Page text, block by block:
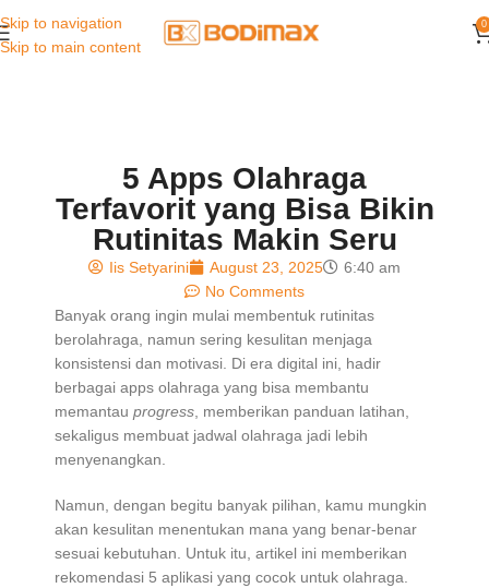
Skip to navigation
Skip to main content
0
5 Apps Olahraga
Terfavorit yang Bisa Bikin
Rutinitas Makin Seru
Iis Setyarini August 23, 2025
6:40 am
No Comments
Banyak orang ingin mulai membentuk rutinitas
berolahraga, namun sering kesulitan menjaga
konsistensi dan motivasi. Di era digital ini, hadir
berbagai apps olahraga yang bisa membantu
memantau progress , memberikan panduan latihan,
sekaligus membuat jadwal olahraga jadi lebih
menyenangkan.
Namun, dengan begitu banyak pilihan, kamu mungkin
akan kesulitan menentukan mana yang benar-benar
sesuai kebutuhan. Untuk itu, artikel ini memberikan
rekomendasi 5 aplikasi yang cocok untuk olahraga.